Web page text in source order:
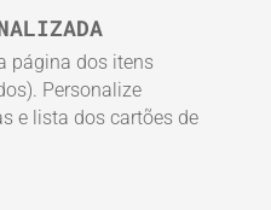
página dos itens
Personalize
e lista dos cartões de